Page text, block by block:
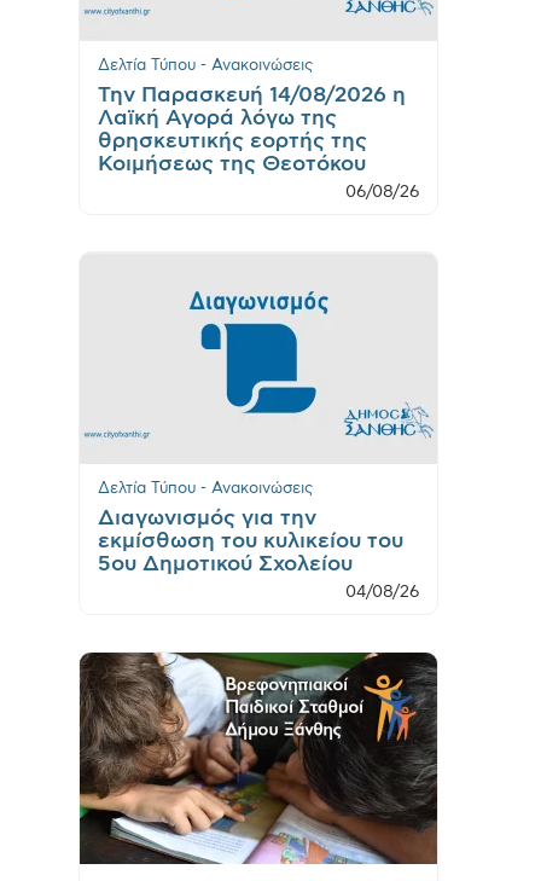
Δελτία Τύπου - Ανακοινώσεις
Την Παρασκευή 14/08/2026 η
Λαϊκή Αγορά λόγω της
θρησκευτικής εορτής της
Κοιμήσεως της Θεοτόκου
06/08/26
Δελτία Τύπου - Ανακοινώσεις
Διαγωνισμός για την
εκμίσθωση του κυλικείου του
5ου Δημοτικού Σχολείου
04/08/26